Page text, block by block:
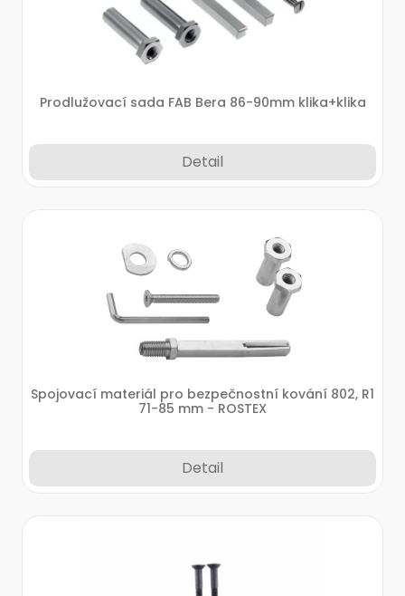
Prodlužovací sada FAB Bera 86-90mm klika+klika
Detail
Spojovací materiál pro bezpečnostní kování 802, R1
71-85 mm - ROSTEX
Detail